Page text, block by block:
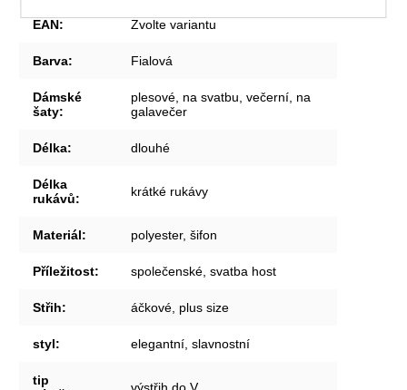
EAN: Zvolte variantu
Barva: Fialová
Dámské
šaty:
plesové, na svatbu, večerní, na
galavečer
Délka: dlouhé
Délka
rukávů: krátké rukávy
Materiál: polyester, šifon
Příležitost: společenské, svatba host
Střih: áčkové, plus size
styl: elegantní, slavnostní
tip